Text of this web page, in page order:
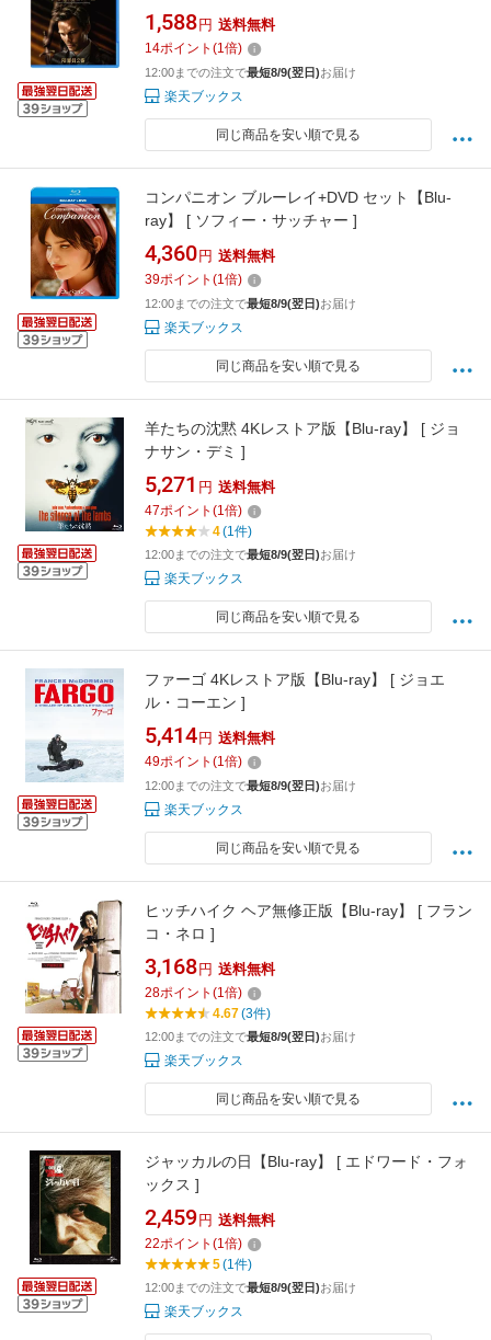
1,588 円 送料無料
14ポイント (1倍)
12:00までの注文で最短8/9(翌日)お届け
楽天ブックス
同じ商品を安い順で見る
コンパニオン ブルーレイ+DVD セット【Blu-
ray】 [ ソフィー・サッチャー ]
4,360 円 送料無料
39ポイント (1倍)
12:00までの注文で最短8/9(翌日)お届け
楽天ブックス
同じ商品を安い順で見る
羊たちの沈黙 4Kレストア版【Blu-ray】 [ ジョ
ナサン・デミ ]
5,271 円 送料無料
47ポイント (1倍)
4(1件)
12:00までの注文で最短8/9(翌日)お届け
楽天ブックス
同じ商品を安い順で見る
ファーゴ 4Kレストア版【Blu-ray】 [ ジョエ
ル・コーエン ]
5,414 円 送料無料
49ポイント (1倍)
12:00までの注文で最短8/9(翌日)お届け
楽天ブックス
同じ商品を安い順で見る
ヒッチハイク ヘア無修正版【Blu-ray】 [ フラン
コ・ネロ ]
3,168 円 送料無料
28ポイント (1倍)
4.67(3件)
12:00までの注文で最短8/9(翌日)お届け
楽天ブックス
同じ商品を安い順で見る
ジャッカルの日【Blu-ray】 [ エドワード・フォ
ックス ]
2,459 円 送料無料
22ポイント (1倍)
5(1件)
12:00までの注文で最短8/9(翌日)お届け
楽天ブックス